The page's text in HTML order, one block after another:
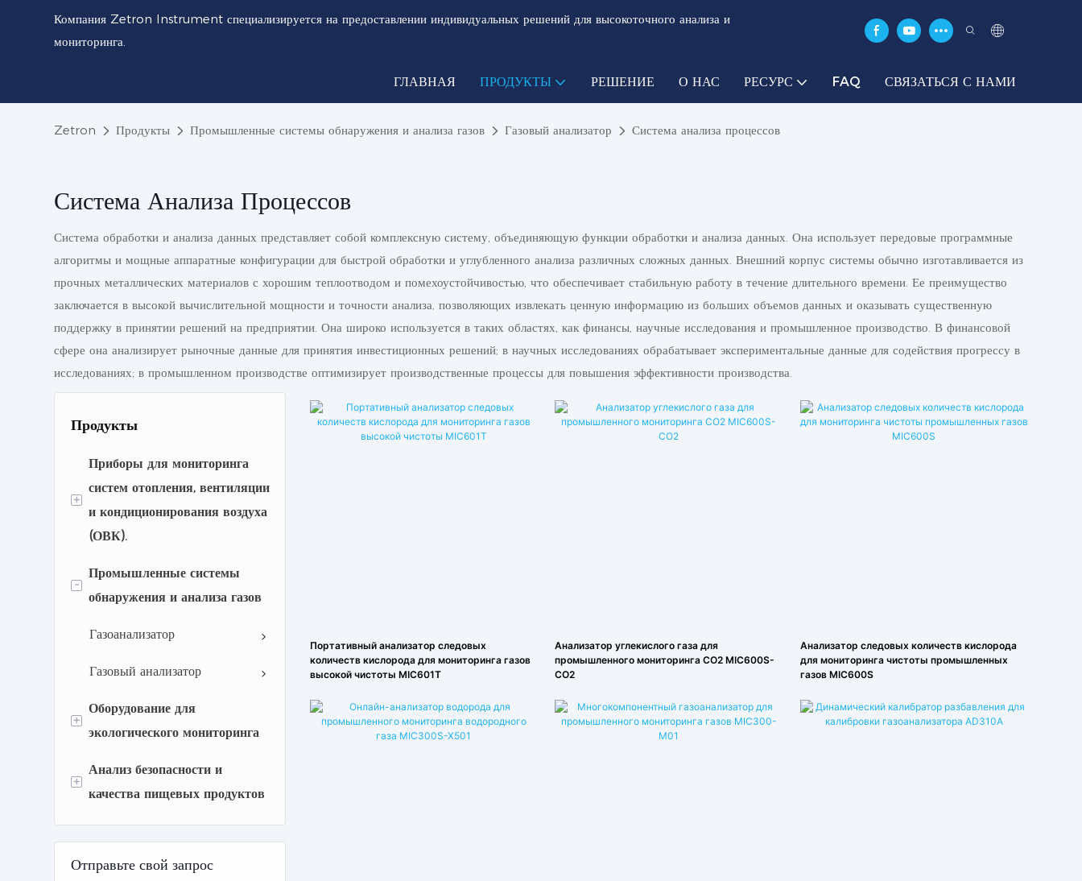
Компания Zetron Instrument специализируется на предоставлении индивидуальных решений для высокоточного анализа и
мониторинга.
ГЛАВНАЯ ПРОДУКТЫ РЕШЕНИЕ О НАС РЕСУРС FAQ СВЯЗАТЬСЯ С НАМИ
Zetron Продукты Промышленные системы обнаружения и анализа газов Газовый анализатор Система анализа процессов
Система Анализа Процессов
Система обработки и анализа данных представляет собой комплексную систему, объединяющую функции обработки и анализа данных. Она использует передовые программные
алгоритмы и мощные аппаратные конфигурации для быстрой обработки и углубленного анализа различных сложных данных. Внешний корпус системы обычно изготавливается из
прочных металлических материалов с хорошим теплоотводом и помехоустойчивостью, что обеспечивает стабильную работу в течение длительного времени. Ее преимущество
заключается в высокой вычислительной мощности и точности анализа, позволяющих извлекать ценную информацию из больших объемов данных и оказывать существенную
поддержку в принятии решений на предприятии. Она широко используется в таких областях, как финансы, научные исследования и промышленное производство. В финансовой
сфере она анализирует рыночные данные для принятия инвестиционных решений; в научных исследованиях обрабатывает экспериментальные данные для содействия прогрессу в
исследованиях; в промышленном производстве оптимизирует производственные процессы для повышения эффективности производства.
Продукты
+
Приборы для мониторинга
систем отопления, вентиляции
и кондиционирования воздуха
(ОВК).
Оборудование для
мониторинга чистых
аналитические приборы
-
Промышленные системы
обнаружения и анализа газов
Газоанализатор
Газовый анализатор
+
Оборудование для
экологического мониторинга
Система мониторинга
качества воздуха
Водяной монитор
+
Анализ безопасности и
качества пищевых продуктов
Газовый анализ для
Отправьте свой запрос
Портативный анализатор следовых
количеств кислорода для мониторинга газов
высокой чистоты MIC601T
Анализатор углекислого газа для
промышленного мониторинга CO2 MIC600S-
CO2
Анализатор следовых количеств кислорода
для мониторинга чистоты промышленных
газов MIC600S